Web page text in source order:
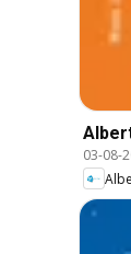
03-08-